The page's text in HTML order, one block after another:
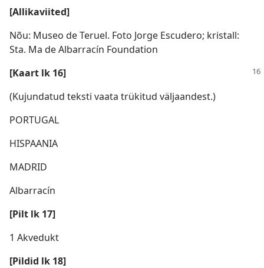
[Allikaviited]
Nõu: Museo de Teruel. Foto Jorge Escudero; kristall:
Sta. Ma de Albarracín Foundation
[Kaart lk 16]
(Kujundatud teksti vaata trükitud väljaandest.)
PORTUGAL
HISPAANIA
MADRID
Albarracín
[Pilt lk 17]
1 Akvedukt
[Pildid lk 18]